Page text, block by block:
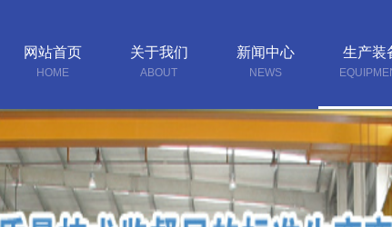
网站首页
HOME
关于我们
ABOUT
新闻中心
NEWS
生产装